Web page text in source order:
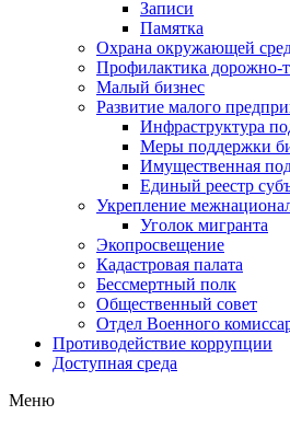
Записи
Памятка
Охрана окружающей
Профилактика дорожно-
Малый бизнес
Развитие малого
Инфраструктура
Меры поддержки
Имущественная
Единый реестр
Укрепление
Уголок мигранта
Экопросвещение
Кадастровая палата
Бессмертный полк
Общественный совет
Отдел Военного
Противодействие коррупции
Доступная среда
Меню